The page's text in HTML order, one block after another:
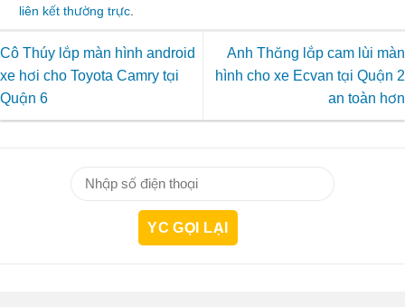
liên kết thường trực.
Cô Thúy lắp màn hình android
xe hơi cho Toyota Camry tại
Quận 6
Anh Thăng lắp cam lùi màn
hình cho xe Ecvan tại Quận 2
an toàn hơn